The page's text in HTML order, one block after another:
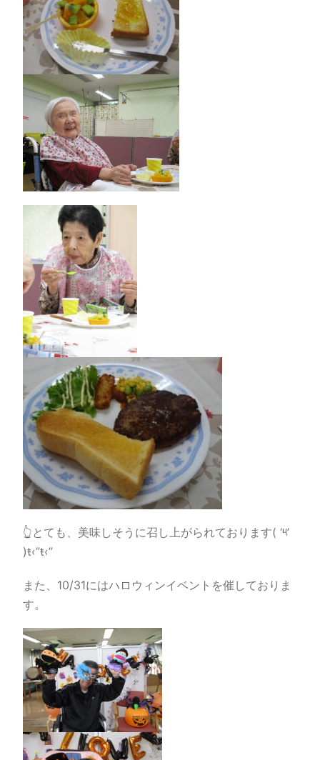
👆とても、美味しそうに召し上がられております( ‘༥’
)ŧ‹”ŧ‹”
また、10/31にはハロウィンイベントを催しておりま
す。